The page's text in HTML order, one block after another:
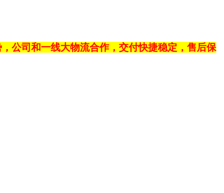
公司和一线大物流合作，交付快捷稳定，售后保